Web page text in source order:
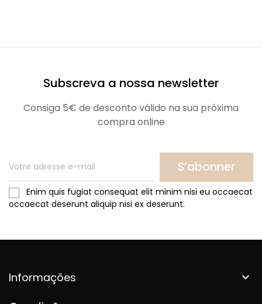
Subscreva a nossa newsletter
Consiga 5€ de desconto válido na sua próxima
compra online
S’abonner
Enim quis fugiat consequat elit minim nisi eu occaecat
occaecat deserunt aliquip nisi ex deserunt.
Informações 